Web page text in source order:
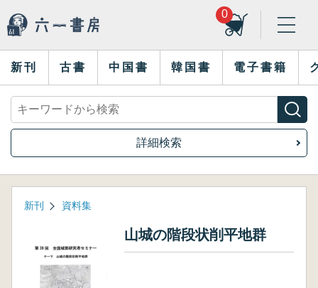
0
新刊 古書 中国書 韓国書 電子書籍
詳細検索
新刊 資料集
山城の階段状削平地群